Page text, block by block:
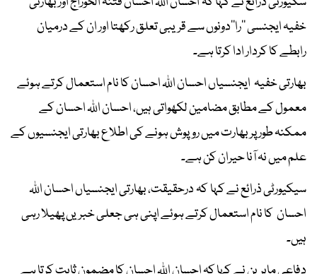
خفیہ ایجنسی ’’را‘‘دونوں سے قریبی تعلق رکھتا اور ان کے درمیان
رابطے کا کردار ادا کرتا ہے۔
بھارتی خفیہ ایجنسیاں احسان اللہ احسان کا نام استعمال کرتے ہوئے
معمول کے مطابق مضامین لکھواتی ہیں، احسان اللہ احسان کے
ممکنہ طور پر بھارت میں روپوش ہونے کی اطلاع بھارتی ایجنسیوں کے
علم میں نہ آنا حیران کن ہے۔
سیکیورٹی ذرائع نے کہا کہ درحقیقت، بھارتی ایجنسیاں احسان اللہ
احسان کا نام استعمال کرتے ہوئے اپنی ہی جعلی خبریں پھیلا رہی
ہیں۔